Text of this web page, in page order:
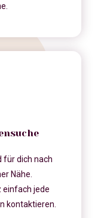
für dich nach
Nähe.
einfach jede
kontaktieren.